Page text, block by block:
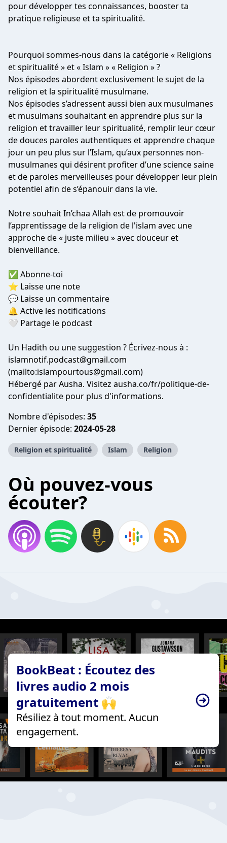
pour développer tes connaissances, booster ta
pratique religieuse et ta spiritualité.
Pourquoi sommes-nous dans la catégorie « Religions
et spiritualité » et « Islam » « Religion » ?
Nos épisodes abordent exclusivement le sujet de la
religion et la spiritualité musulmane.
Nos épisodes s’adressent aussi bien aux musulmanes
et musulmans souhaitant en apprendre plus sur la
religion et travailler leur spiritualité, remplir leur cœur
de douces paroles authentiques et apprendre chaque
jour un peu plus sur l’Islam, qu’aux personnes non-
musulmanes qui désirent profiter d’une science saine
et de paroles merveilleuses pour développer leur plein
potentiel afin de s’épanouir dans la vie.
Notre souhait In’chaa Allah est de promouvoir
l’apprentissage de la religion de l'islam avec une
approche de « juste milieu » avec douceur et
bienveillance.
✅ Abonne-toi
⭐️ Laisse une note
💬 Laisse un commentaire
🔔 Active les notifications
🤍 Partage le podcast
Un Hadith ou une suggestion ? Écrivez-nous à :
islamnotif.podcast@gmail.com
(mailto:islampourtous@gmail.com)
Hébergé par Ausha. Visitez ausha.co/fr/politique-de-
confidentialite pour plus d'informations.
Nombre d'épisodes: 35
Dernier épisode: 2024-05-28
Religion et spiritualité Islam Religion
Où pouvez-vous
écouter?
BookBeat : Écoutez des
livres audio 2 mois
gratuitement 🙌
Résiliez à tout moment. Aucun
engagement.